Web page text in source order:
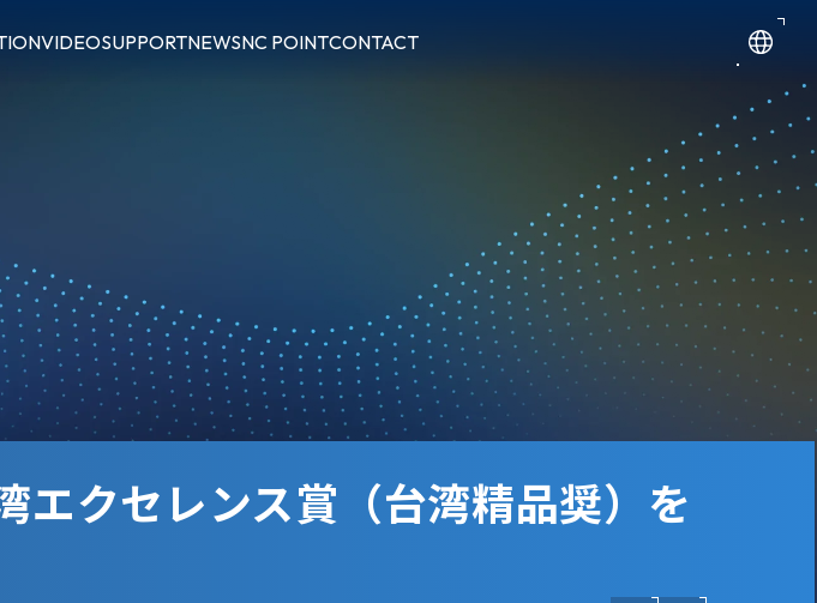
VIDEOSUPPORTNEWSNC POINTCONTACT
エクセレンス賞（台湾精品奨）を